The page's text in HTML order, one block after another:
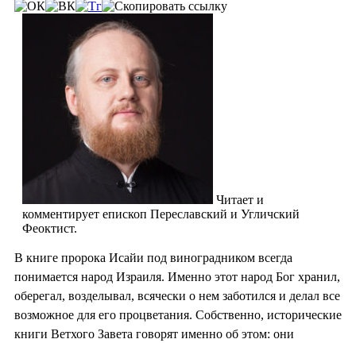
Читает и
комментирует епископ Переславский и Угличский
Феоктист.
В книге пророка Исайи под виноградником всегда
понимается народ Израиля. Именно этот народ Бог хранил,
оберегал, возделывал, всячески о нем заботился и делал все
возможное для его процветания. Собственно, исторические
книги Ветхого Завета говорят именно об этом: они